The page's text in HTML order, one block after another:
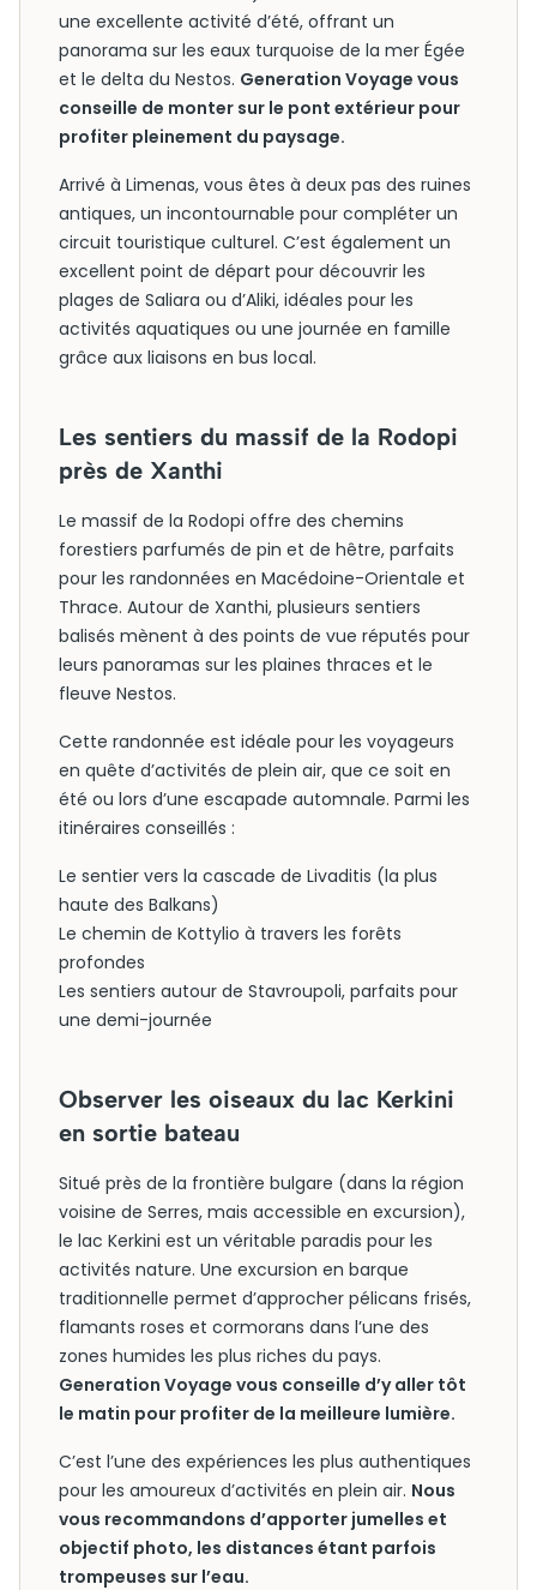
une excellente activité d’été, offrant un
panorama sur les eaux turquoise de la mer Égée
et le delta du Nestos. Generation Voyage vous
conseille de monter sur le pont extérieur pour
profiter pleinement du paysage.
Arrivé à Limenas, vous êtes à deux pas des ruines
antiques, un incontournable pour compléter un
circuit touristique culturel. C’est également un
excellent point de départ pour découvrir les
plages de Saliara ou d’Aliki, idéales pour les
activités aquatiques ou une journée en famille
grâce aux liaisons en bus local.
Les sentiers du massif de la Rodopi
près de Xanthi
Le massif de la Rodopi offre des chemins
forestiers parfumés de pin et de hêtre, parfaits
pour les randonnées en Macédoine-Orientale et
Thrace. Autour de Xanthi, plusieurs sentiers
balisés mènent à des points de vue réputés pour
leurs panoramas sur les plaines thraces et le
fleuve Nestos.
Cette randonnée est idéale pour les voyageurs
en quête d’activités de plein air, que ce soit en
été ou lors d’une escapade automnale. Parmi les
itinéraires conseillés :
Le sentier vers la cascade de Livaditis (la plus
haute des Balkans)
Le chemin de Kottylio à travers les forêts
profondes
Les sentiers autour de Stavroupoli, parfaits pour
une demi-journée
Observer les oiseaux du lac Kerkini
en sortie bateau
Situé près de la frontière bulgare (dans la région
voisine de Serres, mais accessible en excursion),
le lac Kerkini est un véritable paradis pour les
activités nature. Une excursion en barque
traditionnelle permet d’approcher pélicans frisés,
flamants roses et cormorans dans l’une des
zones humides les plus riches du pays.
Generation Voyage vous conseille d’y aller tôt
le matin pour profiter de la meilleure lumière.
C’est l’une des expériences les plus authentiques
pour les amoureux d’activités en plein air. Nous
vous recommandons d’apporter jumelles et
objectif photo, les distances étant parfois
trompeuses sur l’eau.